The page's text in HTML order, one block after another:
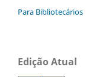
Para Bibliotecários
Edição Atual